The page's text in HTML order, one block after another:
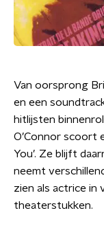
Van oorsprong
en een
hitlijsten
O’Connor scoort
You’. Ze blijft
neemt
zien als actrice in
theaterstukken.